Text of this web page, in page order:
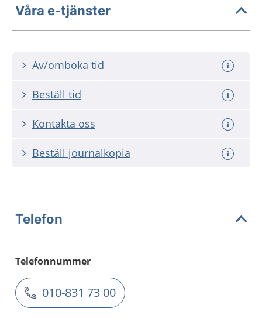
Våra e-tjänster
Av/omboka tid
Beställ tid
Kontakta oss
Beställ journalkopia
Telefon
Telefonnummer
010-831 73 00